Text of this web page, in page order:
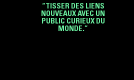
“TISSER DES LIENS
NOUVEAUX AVEC UN
PUBLIC CURIEUX DU
MONDE.”